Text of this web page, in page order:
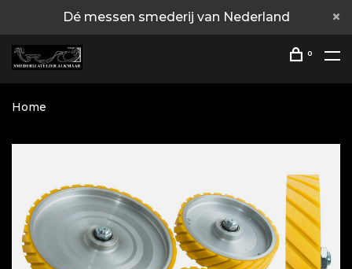
Dé messen smederij van Nederland
0
Home